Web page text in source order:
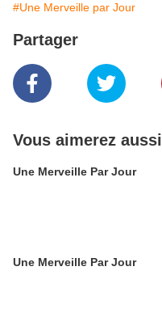
#Une Merveille par Jour
Partager
Vous aimerez aussi
Une Merveille Par Jour
Une Merveille Par Jour